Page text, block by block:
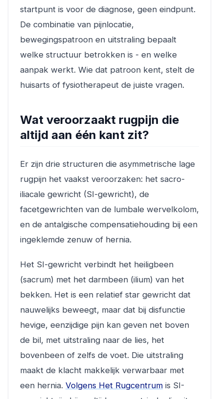
startpunt is voor de diagnose, geen eindpunt.
De combinatie van pijnlocatie,
bewegingspatroon en uitstraling bepaalt
welke structuur betrokken is - en welke
aanpak werkt. Wie dat patroon kent, stelt de
huisarts of fysiotherapeut de juiste vragen.
Wat veroorzaakt rugpijn die
altijd aan één kant zit?
Er zijn drie structuren die asymmetrische lage
rugpijn het vaakst veroorzaken: het sacro-
iliacale gewricht (SI-gewricht), de
facetgewrichten van de lumbale wervelkolom,
en de antalgische compensatiehouding bij een
ingeklemde zenuw of hernia.
Het SI-gewricht verbindt het heiligbeen
(sacrum) met het darmbeen (ilium) van het
bekken. Het is een relatief star gewricht dat
nauwelijks beweegt, maar dat bij disfunctie
hevige, eenzijdige pijn kan geven net boven
de bil, met uitstraling naar de lies, het
bovenbeen of zelfs de voet. Die uitstraling
maakt de klacht makkelijk verwarbaar met
een hernia. Volgens Het Rugcentrum is SI-